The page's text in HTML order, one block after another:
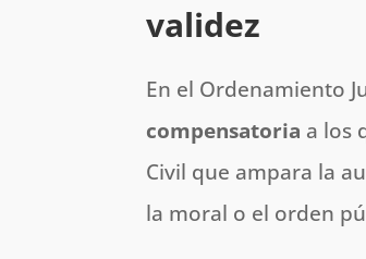
validez
En el Ordenamiento
compensatoria a los
Civil que ampara la
la moral o el orden